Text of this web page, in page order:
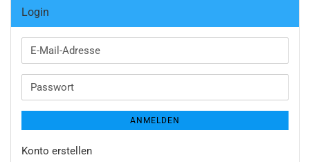
Login
E-
Mail-
Passwort
ANMELDEN
Konto erstellen